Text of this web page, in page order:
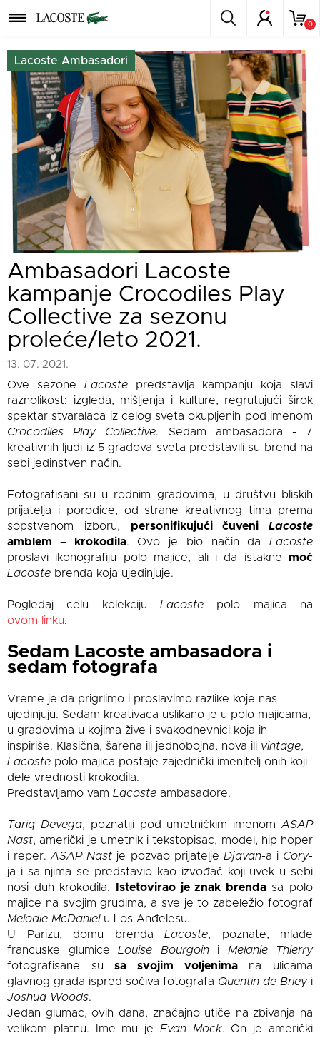
0
Lacoste Ambasadori
Ambasadori Lacoste
kampanje Crocodiles Play
Collective za sezonu
proleće/leto 2021.
13. 07. 2021.
Ove sezone Lacostepredstavlja kampanju koja slavi
raznolikost: izgleda, mišljenja i kulture, regrutujući širok
spektar stvaralaca iz celog sveta okupljenih pod imenom
Crocodiles Play Collective. Sedam ambasadora - 7
kreativnih ljudi iz 5 gradova sveta predstavili su brend na
sebi jedinstven način.
Fotografisani su u rodnim gradovima, u društvu bliskih
prijatelja i porodice, od strane kreativnog tima prema
sopstvenom izboru, personifikujući čuveni Lacoste
amblem – krokodila. Ovo je bio način da Lacoste
proslavi ikonografiju polo majice, ali i da istakne moć
Lacoste brenda koja ujedinjuje.
Pogledaj celu kolekciju Lacoste polo majica na
ovom linku.
Sedam Lacoste ambasadora i
sedam fotografa
Vreme je da prigrlimo i proslavimo razlike koje nas
ujedinjuju. Sedam kreativaca uslikano je u polo majicama,
u gradovima u kojima žive i svakodnevnici koja ih
inspiriše. Klasična, šarena ili jednobojna, nova ili vintage,
Lacoste polo majica postaje zajednički imenitelj onih koji
dele vrednosti krokodila.
Predstavljamo vam Lacoste ambasadore.
Tariq Devega, poznatiji pod umetničkim imenomASAP
Nast, američki je umetnik i tekstopisac, model, hip hoper
i reper.ASAP Nast je pozvao prijatelje Djavan-a i Cory-
ja i sa njima se predstavio kao izvođač koji uvek u sebi
nosi duh krokodila.
Istetovirao je znak brendasa polo
majice na svojim grudima, a sve je to zabeležio fotograf
Melodie McDanielu Los Anđelesu.
U Parizu, domu brenda Lacoste, poznate, mlade
francuske glumice Louise Bourgoini Melanie Thierry
fotografisane susa svojim voljenimana ulicama
glavnog grada ispred sočiva fotografa Quentin de Brieyi
Joshua Woods.
Jedan glumac, ovih dana, značajno utiče na zbivanja na
velikom platnu. Ime mu je Evan Mock. On je američki